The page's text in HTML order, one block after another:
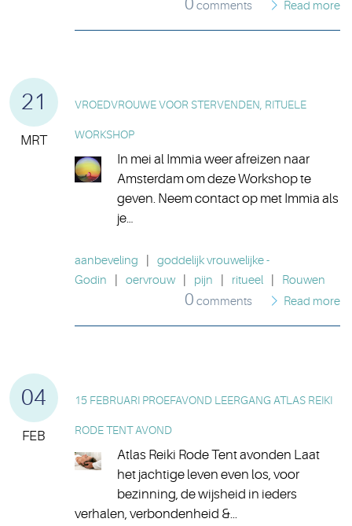
0 comments Read more
21
MRT
VROEDVROUWE VOOR STERVENDEN, RITUELE
WORKSHOP
In mei al Immia weer afreizen naar
Amsterdam om deze Workshop te
geven. Neem contact op met Immia als
je…
aanbeveling
goddelijk vrouwelijke -
Godin
oervrouw pijn ritueel Rouwen
0 comments Read more
04
FEB
15 FEBRUARI PROEFAVOND LEERGANG ATLAS REIKI
RODE TENT AVOND
Atlas Reiki Rode Tent avonden Laat
het jachtige leven even los, voor
bezinning, de wijsheid in ieders
verhalen, verbondenheid &...